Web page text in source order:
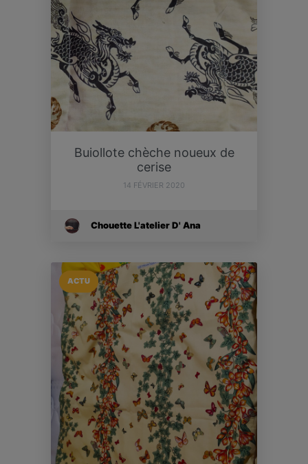
Buiollote chèche noueux de
cerise
14 FÉVRIER 2020
Chouette L'atelier D' Ana
ACTU